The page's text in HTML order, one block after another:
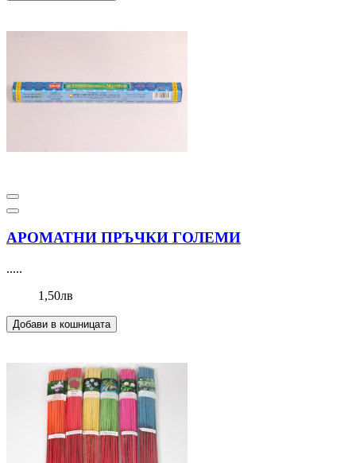
АРОМАТНИ ПРЪЧКИ ГОЛЕМИ
.....
1,50лв
Добави в кошницата